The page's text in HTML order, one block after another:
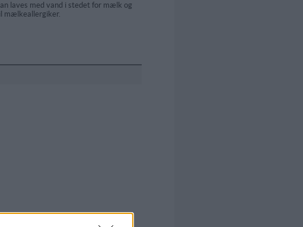
laves med vand i stedet for mælk og
mælkeallergiker.